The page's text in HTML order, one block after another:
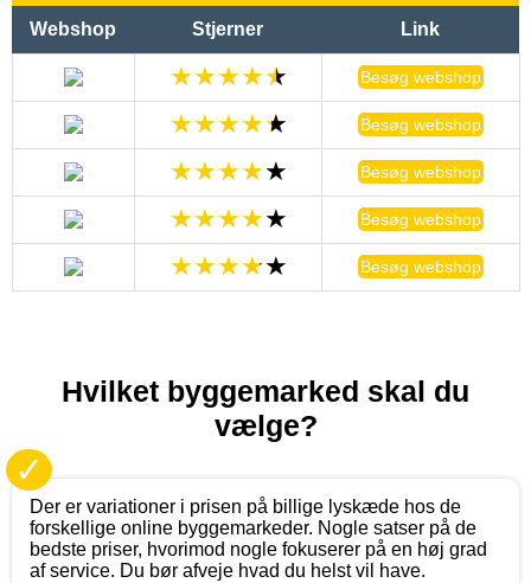
Webshop Stjerner Link
Besøg webshop
Besøg webshop
Besøg webshop
Besøg webshop
Besøg webshop
Hvilket byggemarked skal du
vælge?
✓
Der er variationer i prisen på billige lyskæde hos de
forskellige online byggemarkeder. Nogle satser på de
bedste priser, hvorimod nogle fokuserer på en høj grad
af service. Du bør afveje hvad du helst vil have.